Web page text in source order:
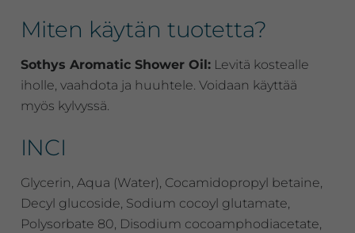
Miten käytän tuotetta?
Sothys Aromatic Shower Oil:Levitä kostealle
iholle, vaahdota ja huuhtele. Voidaan käyttää
myös kylvyssä.
INCI
Glycerin, Aqua (Water), Cocamidopropyl betaine,
Decyl glucoside, Sodium cocoyl glutamate,
Polysorbate 80, Disodium cocoamphodiacetate,